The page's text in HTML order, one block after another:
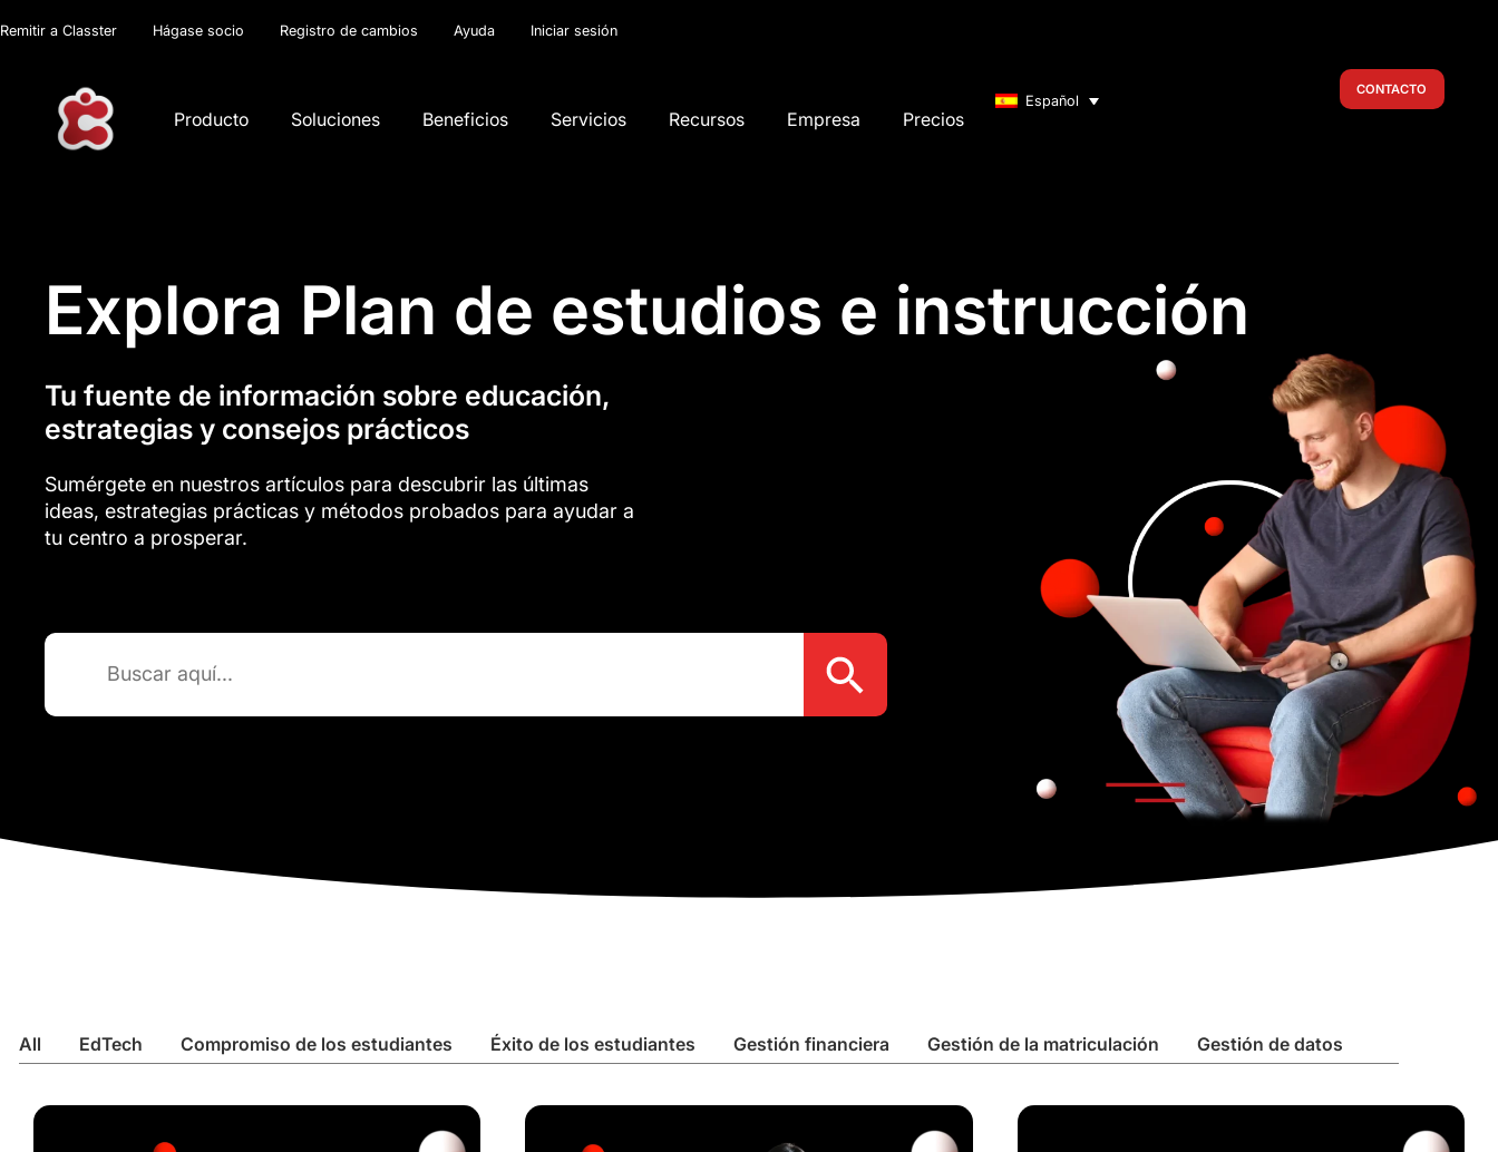
Remitir a Classter Hágase socio Registro de cambios Ayuda Iniciar sesión
Producto Soluciones Beneficios Servicios Recursos Empresa Precios
Español
CONTACTO
Explora Plan de estudios e instrucción
Tu fuente de información sobre educación,
estrategias y consejos prácticos
Sumérgete en nuestros artículos para descubrir las últimas
ideas, estrategias prácticas y métodos probados para ayudar a
tu centro a prosperar.
Buscar: Botón de búsqueda
All EdTech Compromiso de los estudiantes Éxito de los estudiantes Gestión financiera Gestión de la matriculación Gestión de datos